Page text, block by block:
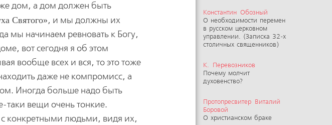
Константин Обозный
О необходимости перемен
в русском церковном
управлении. (Записка 32-х
столичных священников)
К. Перевозников
Почему молчит
духовенство?
Протопресвитер Виталий
Боровой
О христианском браке
дом, а дом должен быть
Святого , и мы должны их
мы начинаем ревновать к Богу,
вот сегодня я об этом
вообще всех и вся, то это тоже
даже не компромисс, а
Иногда больше надо быть
таки вещи очень тонкие.
с конкретными людьми, видя их,